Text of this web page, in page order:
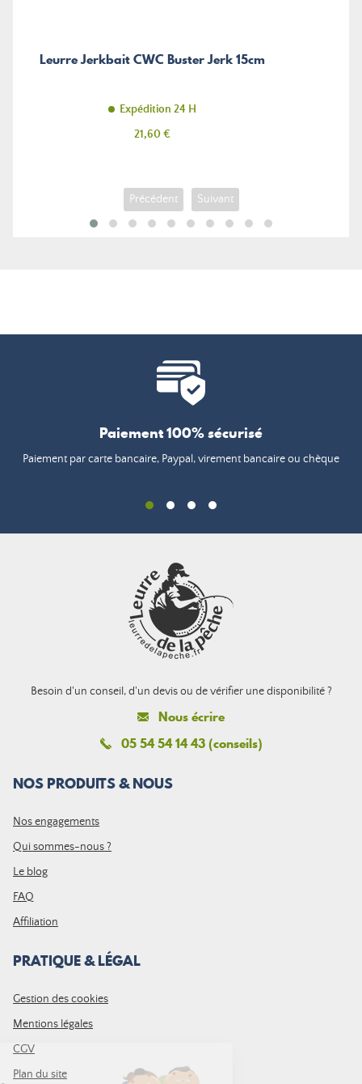
Leurre Jerkbait CWC Buster Jerk 15cm
Expédition 24 H
Prix
21,60 €
Précédent Suivant
Paiement 100% sécurisé
Paiement par carte bancaire, Paypal, virement bancaire ou chèque
Besoin d'un conseil, d'un devis ou de vérifier une disponibilité ?
Nous écrire
05 54 54 14 43 (conseils)
NOS PRODUITS & NOUS
Nos engagements
Qui sommes-nous ?
Le blog
FAQ
Affiliation
PRATIQUE & LÉGAL
Gestion des cookies
Mentions légales
CGV
Plan du site